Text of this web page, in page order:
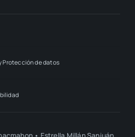
Protección de datos